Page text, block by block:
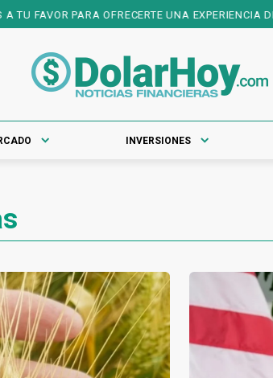
UNA EXPERIENCIA DE INVERSIONES DE
INVERSIONES